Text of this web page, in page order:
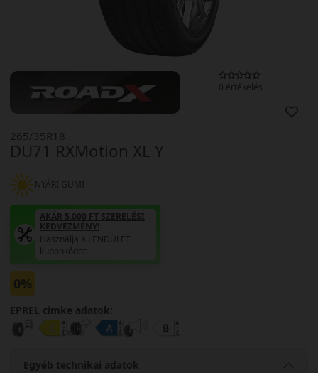
0 értékelés
DU71 RXMotion XL Y
265/35R18
NYÁRI GUMI
AKÁR 5.000 FT SZERELÉSI
KEDVEZMÉNY!
Használja a LENDÜLET
kuponkódot!
0%
EPREL cimke adatok:
Egyéb technikai adatok